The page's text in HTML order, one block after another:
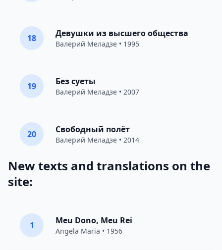
18 Девушки из высшего общества
Валерий Меладзе • 1995
19 Без суеты
Валерий Меладзе • 2007
20 Свободный полёт
Валерий Меладзе • 2014
New texts and translations on the
site:
1 Meu Dono, Meu Rei
Angela Maria • 1956